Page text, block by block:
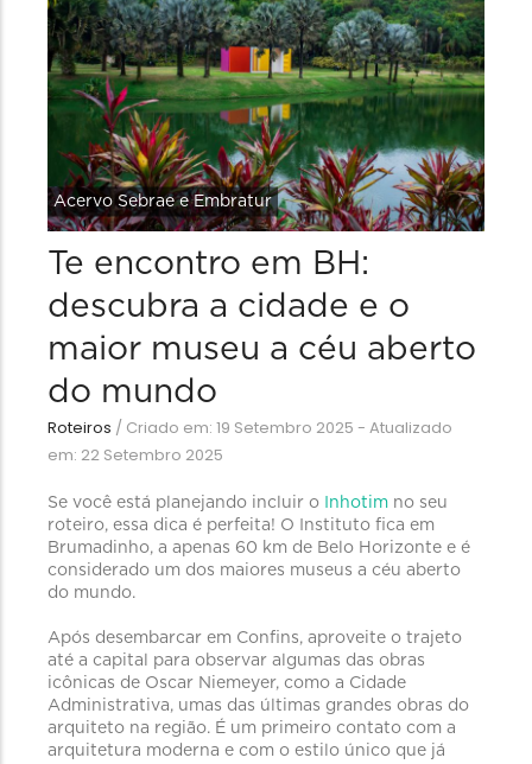
Acervo Sebrae e Embratur
Te encontro em BH:
descubra a cidade e o
maior museu a céu aberto
do mundo
Roteiros / Criado em: 19 Setembro 2025 - Atualizado
em: 22 Setembro 2025
Se você está planejando incluir o Inhotim no seu
roteiro, essa dica é perfeita! O Instituto fica em
Brumadinho, a apenas 60 km de Belo Horizonte e é
considerado um dos maiores museus a céu aberto
do mundo.
Após desembarcar em Confins, aproveite o trajeto
até a capital para observar algumas das obras
icônicas de Oscar Niemeyer, como a Cidade
Administrativa, umas das últimas grandes obras do
arquiteto na região. É um primeiro contato com a
arquitetura moderna e com o estilo único que já